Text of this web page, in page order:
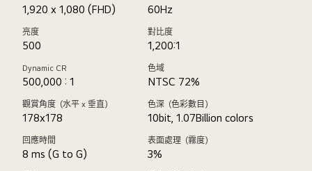
1,920 x 1,080 (FHD) 60Hz
亮度
500
對比度
1,200:1
Dynamic CR
500,000 : 1
色域
NTSC 72%
觀賞角度（水平 x 垂直）
178x178
色深（色彩數目）
10bit, 1.07Billion colors
回應時間
8 ms (G to G)
表面處理（霧度）
3%